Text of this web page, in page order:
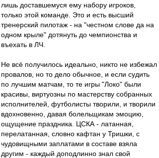
лишь доставшемуся ему набору игроков,
только этой команде. Это и есть высший
тренерский пилотаж - на "честном слове да на
одном крыле" дотянуть до чемпионства и
въехать в ЛЧ.
Не всё получилось идеально, никто не избежал
провалов, но то дело обычное, и если судить
по лучшим матчам, то те игры "Локо" были
красивы, виртуозны по мастерству собранных
исполнителей, футболисты творили, и творили
вдохновенно, давая болельщикам эмоцию,
ощущение праздника. ЦСКА - латанная,
перелатанная, словно кафтан у Тришки, с
чудовищными заплатами в составе взяла
другим - каждый доподлинно знал свой